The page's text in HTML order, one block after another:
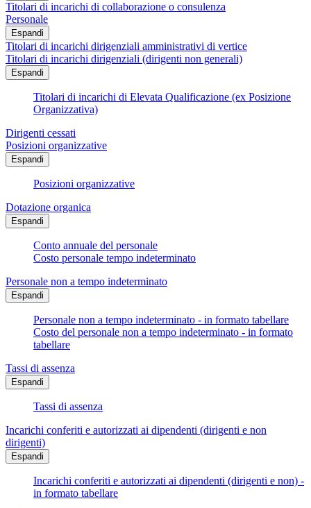
Titolari di incarichi di collaborazione o consulenza
Personale
Espandi
Titolari di incarichi dirigenziali amministrativi di vertice
Titolari di incarichi dirigenziali (dirigenti non generali)
Espandi
Titolari di incarichi di Elevata Qualificazione (ex Posizione
Organizzativa)
Dirigenti cessati
Posizioni organizzative
Espandi
Posizioni organizzative
Dotazione organica
Espandi
Conto annuale del personale
Costo personale tempo indeterminato
Personale non a tempo indeterminato
Espandi
Personale non a tempo indeterminato - in formato tabellare
Costo del personale non a tempo indeterminato - in formato
tabellare
Tassi di assenza
Espandi
Tassi di assenza
Incarichi conferiti e autorizzati ai dipendenti (dirigenti e non
dirigenti)
Espandi
Incarichi conferiti e autorizzati ai dipendenti (dirigenti e non) -
in formato tabellare